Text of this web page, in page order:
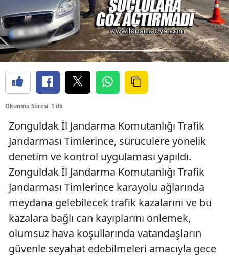
Okunma Süresi: 1 dk
Zonguldak İl Jandarma Komutanlığı Trafik
Jandarması Timlerince, sürücülere yönelik
denetim ve kontrol uygulaması yapıldı.
Zonguldak İl Jandarma Komutanlığı Trafik
Jandarması Timlerince karayolu ağlarında
meydana gelebilecek trafik kazalarını ve bu
kazalara bağlı can kayıplarını önlemek,
olumsuz hava koşullarında vatandaşların
güvenle seyahat edebilmeleri amacıyla gece